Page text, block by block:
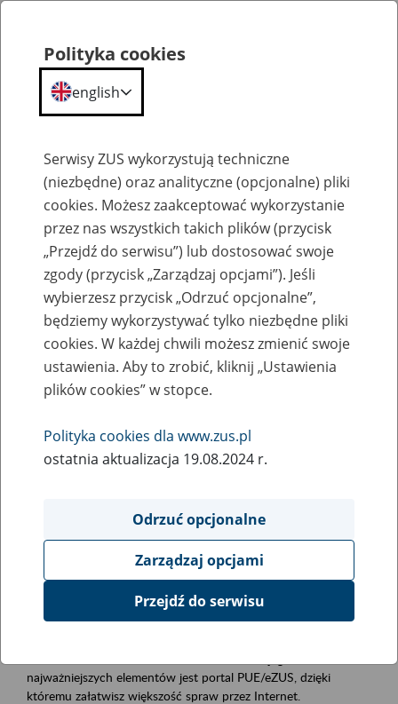
Szkolenia
Zaproś ZUS do siebie - zakładanie profili
eZUS w siedzibie Twojej firmy
Rodzaj wydarzenia
Szkolenia
obsługa klientów
Event description
Platforma Usług Elektronicznych ZUS eZUS
najważniejszych elementów jest portal PUE/eZUS, dzięki
któremu załatwisz większość spraw przez Internet.
Polityka cookies
english
Serwisy ZUS wykorzystują techniczne
(niezbędne) oraz analityczne (opcjonalne) pliki
cookies. Możesz zaakceptować wykorzystanie
przez nas wszystkich takich plików (przycisk
„Przejdź do serwisu”) lub dostosować swoje
zgody (przycisk „Zarządzaj opcjami”). Jeśli
wybierzesz przycisk „Odrzuć opcjonalne”,
będziemy wykorzystywać tylko niezbędne pliki
cookies. W każdej chwili możesz zmienić swoje
ustawienia. Aby to zrobić, kliknij „Ustawienia
plików cookies” w stopce.
Polityka cookies dla www.zus.pl
ostatnia aktualizacja 19.08.2024 r.
Odrzuć opcjonalne
Zarządzaj opcjami
Przejdź do serwisu